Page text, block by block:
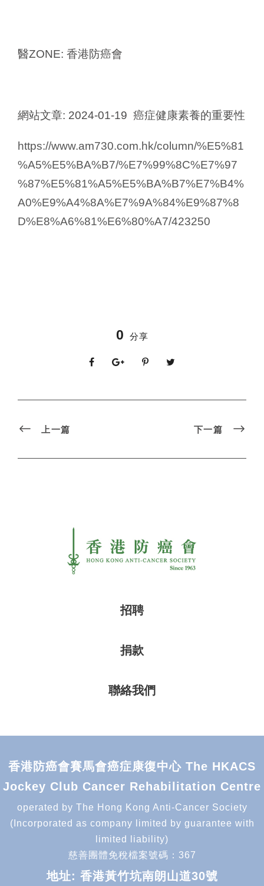
醫ZONE: 香港防癌會
網站文章: 2024-01-19 癌症健康素養的重要性
https://www.am730.com.hk/column/%E5%81
%A5%E5%BA%B7/%E7%99%8C%E7%97
%87%E5%81%A5%E5%BA%B7%E7%B4%
A0%E9%A4%8A%E7%9A%84%E9%87%8
D%E8%A6%81%E6%80%A7/423250
0 分享
上一篇 下一篇
招聘
捐款
聯絡我們
香港防癌會賽馬會癌症康復中心 The HKACS
Jockey Club Cancer Rehabilitation Centre
operated by The Hong Kong Anti-Cancer Society
(Incorporated as company limited by guarantee with
limited liability)
慈善團體免稅檔案號碼：367
地址: 香港黃竹坑南朗山道30號